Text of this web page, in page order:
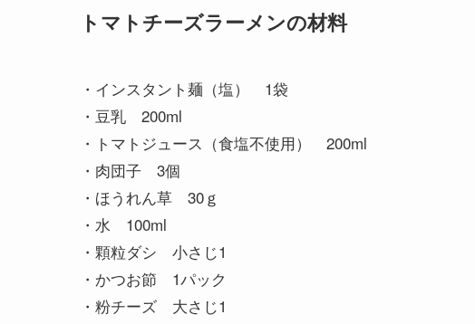
トマトチーズラーメンの材料
・インスタント麺（塩） 1袋
・豆乳 200ml
・トマトジュース（食塩不使用） 200ml
・肉団子 3個
・ほうれん草 30ｇ
・水 100ml
・顆粒ダシ 小さじ1
・かつお節 1パック
・粉チーズ 大さじ1